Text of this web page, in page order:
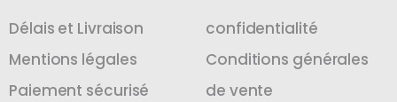
Délais et Livraison
Mentions légales
Paiement sécurisé
confidentialité
Conditions générales
de vente